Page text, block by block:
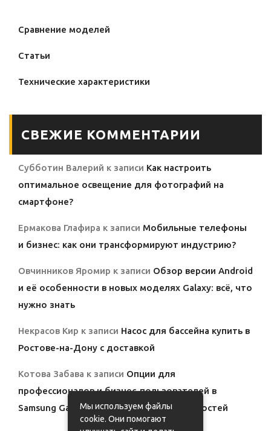
Сравнение моделей
Статьи
Технические характеристики
СВЕЖИЕ КОММЕНТАРИИ
Субботин Валерий к записи Как настроить
оптимальное освещение для фотографий на
смартфоне?
Ермакова Глафира к записи Мобильные телефоны
и бизнес: как они трансформируют индустрию?
Овчинников Яромир к записи Обзор версии Android
и её особенности в новых моделях Galaxy: всё, что
нужно знать
Некрасов Кир к записи Насос для бассейна купить в
Ростове-на-Дону с доставкой
Котова Забава к записи Опции для
профессионалов и бизнес-пользователей в
Samsung Galaxy: полный обзор возможностей
Мы используем файлы
cookie. Они помогают